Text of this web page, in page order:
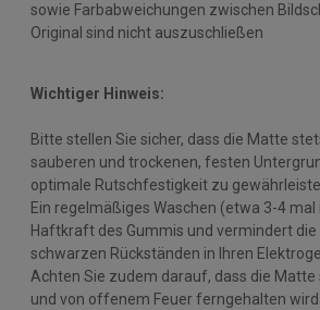
sowie Farbabweichungen zwischen
Original sind nicht auszuschließen
Wichtiger Hinweis:
Bitte stellen Sie sicher, dass die Matte
sauberen und trockenen, festen
optimale Rutschfestigkeit zu
Ein regelmäßiges Waschen (etwa 3-4
Haftkraft des Gummis und vermindert die
schwarzen Rückständen in Ihren
Achten Sie zudem darauf, dass die
und von offenem Feuer ferngehalten wird.